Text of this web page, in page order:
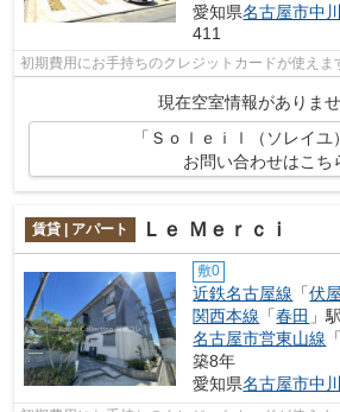
愛知県名古屋市中
411
初期費用にお手持ちのクレジットカードが使えま
現在空室情報がありませ
「Ｓｏｌｅｉｌ（ソレイユ
お問い合わせはこち
賃貸 | アパート Ｌｅ Ｍｅｒｃｉ
敷0
近鉄名古屋線 「伏屋
関西本線 「春田 」
名古屋市営東山線
築8年
愛知県名古屋市中